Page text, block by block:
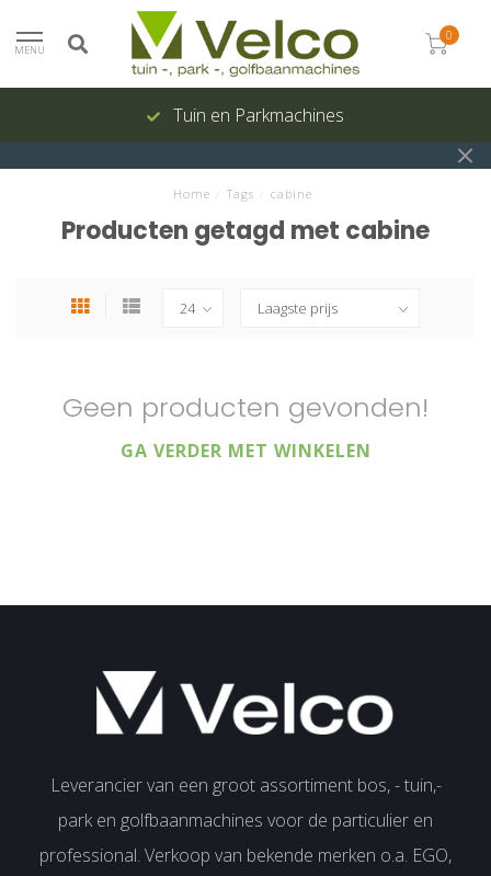
MENU
0
Tuin en Parkmachines
Home Tags cabine
Producten getagd met cabine
Geen producten gevonden!
GA VERDER MET WINKELEN
Leverancier van een groot assortiment bos, - tuin,-
park en golfbaanmachines voor de particulier en
professional. Verkoop van bekende merken o.a. EGO,